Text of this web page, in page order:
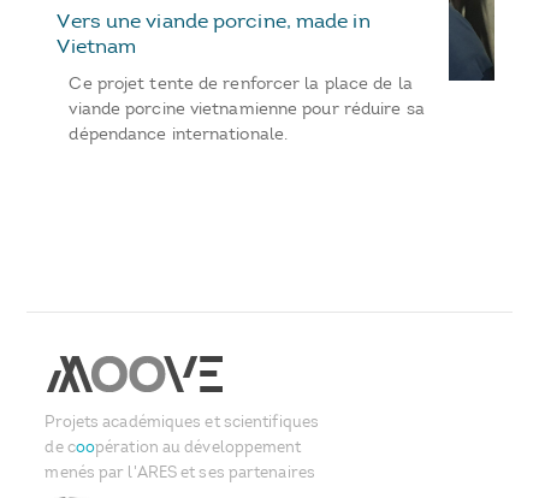
Vers une viande porcine, made in
Vietnam
Ce projet tente de renforcer la place de la
viande porcine vietnamienne pour réduire sa
dépendance internationale.
Projets académiques et scientifiques
de coopération au développement
menés par l'ARES et ses partenaires